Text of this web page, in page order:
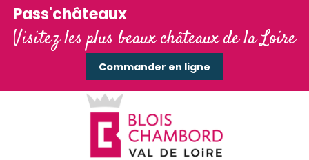
Pass'châteaux
Visitez les plus beaux châteaux de la Loire
Commander en ligne